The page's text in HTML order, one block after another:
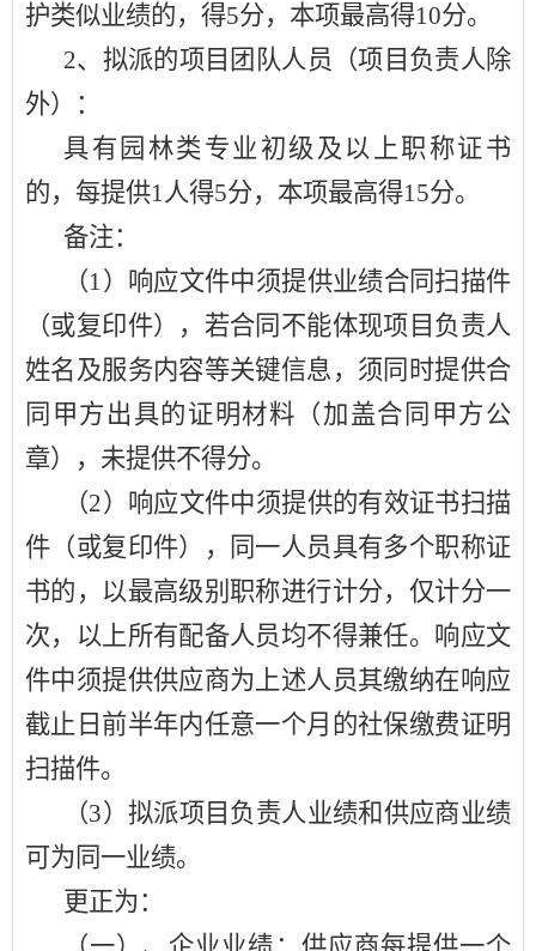
护类似业绩的，得5分，本项最高得10分。
2、拟派的项目团队人员（项目负责人除
外）：
具有园林类专业初级及以上职称证书
的，每提供1人得5分，本项最高得15分。
备注：
（1）响应文件中须提供业绩合同扫描件
（或复印件），若合同不能体现项目负责人
姓名及服务内容等关键信息，须同时提供合
同甲方出具的证明材料（加盖合同甲方公
章），未提供不得分。
（2）响应文件中须提供的有效证书扫描
件（或复印件），同一人员具有多个职称证
书的，以最高级别职称进行计分，仅计分一
次，以上所有配备人员均不得兼任。响应文
件中须提供供应商为上述人员其缴纳在响应
截止日前半年内任意一个月的社保缴费证明
扫描件。
（3）拟派项目负责人业绩和供应商业绩
可为同一业绩。
更正为：